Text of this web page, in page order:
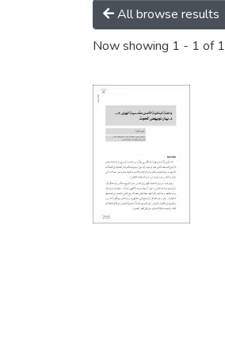
All browse results
Now showing 1 - 1 of 1